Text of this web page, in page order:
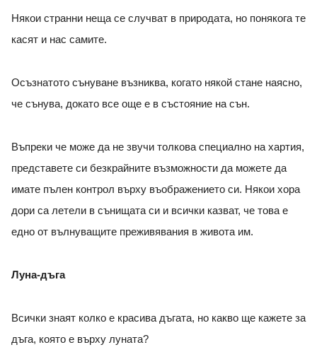
Някои странни неща се случват в природата, но понякога те
касят и нас самите.
Осъзнатото сънуване възниква, когато някой стане наясно,
че сънува, докато все още е в състояние на сън.
Въпреки че може да не звучи толкова специално на хартия,
представете си безкрайните възможности да можете да
имате пълен контрол върху въображението си. Някои хора
дори са летели в сънищата си и всички казват, че това е
едно от вълнуващите преживявания в живота им.
Луна-дъга
Всички знаят колко е красива дъгата, но какво ще кажете за
дъга, която е върху луната?